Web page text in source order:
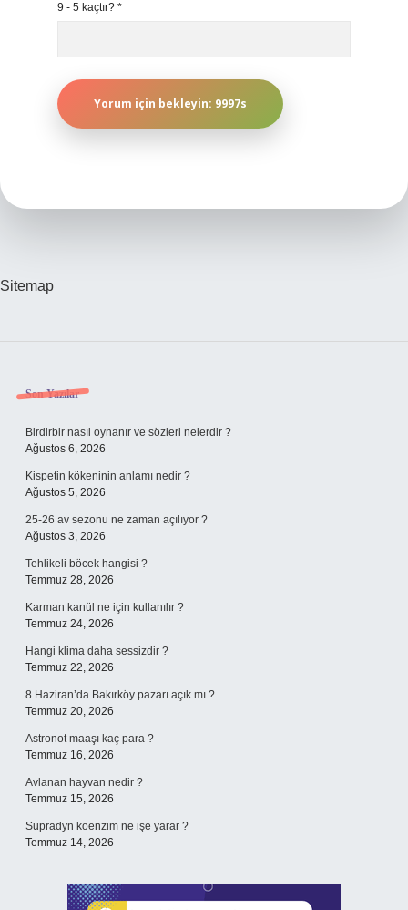
9 - 5 kaçtır? *
Sitemap
Sidebar
Son Yazılar
Birdirbir nasıl oynanır ve sözleri nelerdir ?
Ağustos 6, 2026
Kispetin kökeninin anlamı nedir ?
Ağustos 5, 2026
25-26 av sezonu ne zaman açılıyor ?
Ağustos 3, 2026
Tehlikeli böcek hangisi ?
Temmuz 28, 2026
Karman kanül ne için kullanılır ?
Temmuz 24, 2026
Hangi klima daha sessizdir ?
Temmuz 22, 2026
8 Haziran’da Bakırköy pazarı açık mı ?
Temmuz 20, 2026
Astronot maaşı kaç para ?
Temmuz 16, 2026
Avlanan hayvan nedir ?
Temmuz 15, 2026
Supradyn koenzim ne işe yarar ?
Temmuz 14, 2026